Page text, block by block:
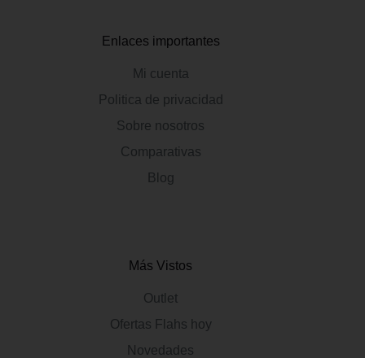
Enlaces importantes
Mi cuenta
Politica de privacidad
Sobre nosotros
Comparativas
Blog
Más Vistos
Outlet
Ofertas Flahs hoy
Novedades